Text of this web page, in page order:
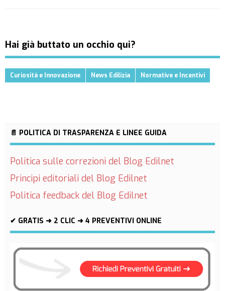
Hai già buttato un occhio qui?
Curiosità e Innovazione News Edilizia Normative e Incentivi
📄 POLITICA DI TRASPARENZA E LINEE GUIDA
Politica sulle correzioni del Blog Edilnet
Principi editoriali del Blog Edilnet
Politica feedback del Blog Edilnet
✔ GRATIS ➜ 2 CLIC ➜ 4 PREVENTIVI ONLINE